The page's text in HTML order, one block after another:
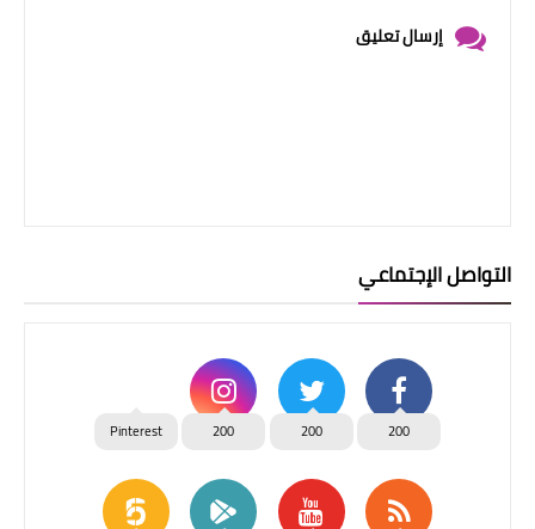
إرسال تعليق
التواصل الإجتماعي
200
200
200
Pinterest